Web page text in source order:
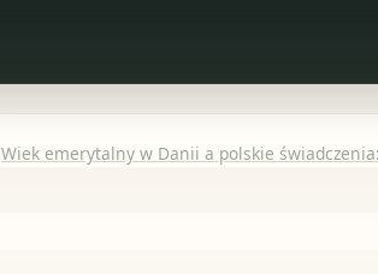
Wiek emerytalny w Danii a polskie